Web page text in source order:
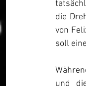
die
von
soll
und